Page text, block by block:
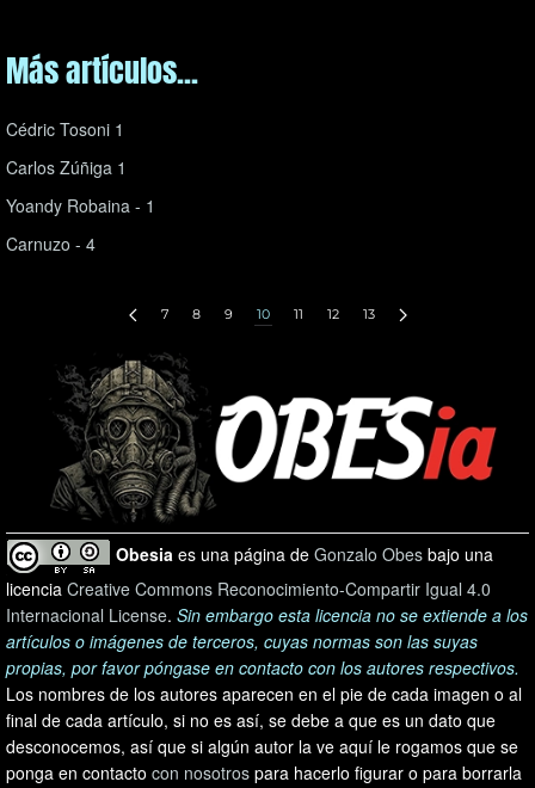
Más artículos...
Cédric Tosoni 1
Carlos Zúñiga 1
Yoandy Robaina - 1
Carnuzo - 4
7 8 9 10 11 12 13
Obesia es una página de Gonzalo Obes bajo una
licencia Creative Commons Reconocimiento-Compartir Igual 4.0
Internacional License. Sin embargo esta licencia no se extiende a los
artículos o imágenes de terceros, cuyas normas son las suyas
propias, por favor póngase en contacto con los autores respectivos.
Los nombres de los autores aparecen en el pie de cada imagen o al
final de cada artículo, si no es así, se debe a que es un dato que
desconocemos, así que si algún autor la ve aquí le rogamos que se
ponga en contacto con nosotros para hacerlo figurar o para borrarla